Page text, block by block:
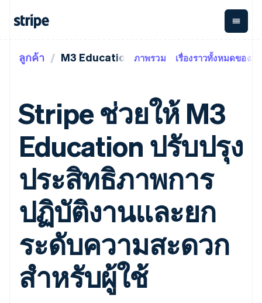
การชำระเงิน
การชำระเงิน
ออนไลน์
Payment links
การชำระเงิน
แบบไม่ต้อง
เขียนโค้ด
Checkout
UI การชำระ
เงินสำเร็จรูป
Elements
องค์ประกอบ UI
ที่ยืดหยุ่น
วิธีการชำระ
เงิน
เข้าถึงได้
มากกว่า 125
รายการ
Authorization
Boost
รายรับ
รายรับตาม
แบบแผนล่วง
หน้า
Metronome
การเรียกเก็บ
เงินตามการ
ใช้งาน
การชำระเงิน
ตามรอบบิล
การจัดการ
ตามรอบบิล
Invoicing
ครั้งเดียวหรือ
ล่วงหน้า
Tax
คิดภาษีการ
ขายและ VAT
อัตโนมัติ
Revenue
Recognition
การ
Global
Payouts
เบิกจ่าย
ให้กับ
สาม
แพลตฟ
การชำ
เงินสำ
แพลตฟ
ตามขั้น
ตามกรณีใช้งาน
การค้าแบบใช้เอเจนต์
อีคอมเมิร์ซ
บริการทางการเงินที่ผสาน
การทำงานอัตโนมัติด้าน
การเงิน
การชำระเงินในแอป
มาร์เก็ตเพลส
การจัดการเงิน
แพลตฟอร์ม
SaaS
เอกสารประกอบ
ไลบรารีและ SDK
Stripe Apps
รับการชำระเงินออนไลน์
สำเร็จรูป
สร้างแพลตฟอร์มหรือ
จัดการการชำระเงินตาม
รอบบิล
เสนอการเรียกเก็บเงินตาม
การใช้งาน
ออกบัตรที่มีสเตเบิลคอยน์
รองรับอยู่
เรียนรู้
การสนับสนุน
รับการสนับสนุน
แพ็กเกจการสนับสนุนที่ได้
บริการเฉพาะทาง
บริษัท
แผนงานผลิตภัณฑ์
การประชุมประจำปีแบบ
ลูกค้า M3 Education ภาพรวม เรื่องราวทั้งหมดของลู
Stripe ช่วยให้ M3
Education ปรับปรุง
ประสิทธิภาพการ
ปฏิบัติงานและยก
ระดับความสะดวก
สำหรับผู้ใช้